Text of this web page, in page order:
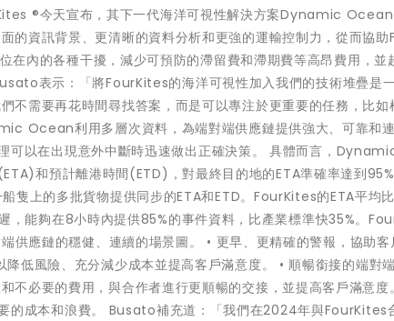
®今天宣布，其下一代海洋可視性解決方案Dynamic
的資訊背景、更清晰的資料分析和更強的運輸控制力，從而協助
內的各種干擾，減少可預防的滯留費和滯期費等高昂費用，並
表示：「將FourKites的海洋可視性加入我們的技術堆疊是
不需要再花時間尋找答案，而是可以專注於更重要的任務，比如
Ocean利用多層次資料，為端對端供應鏈提供強大、可靠和
可以在出現意外中斷時迅速做出正確決策。 具體而言，
和預計離港時間(ETD)，對最終目的地的ETA準確率達到
隻上的多批貨物提供同步的ETA和ETD。FourKites的ETA平均
，能夠在8小時內提供85%的事件資料，比產業標準快35%。
供應鏈的穩健、連續的場景圖。 • 更早、更精確的警報，協助客
風險、充分減少成本並提高客戶滿意度。 • 順暢銜接的端對
必要的費用，與合作者進行更順暢的交接，並提高客戶滿意度。
的成本和浪費。 Busato補充道：「我們在2024年與FourKites